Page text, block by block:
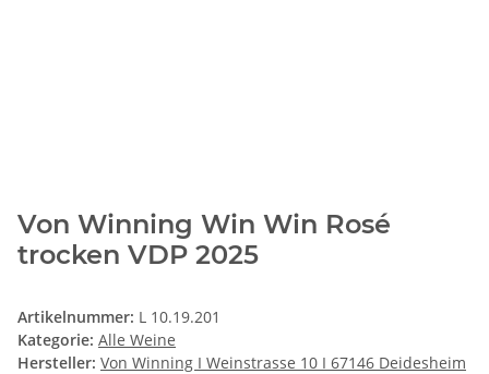
Von Winning Win Win Rosé
trocken VDP 2025
Artikelnummer: L 10.19.201
Kategorie: Alle Weine
Hersteller: Von Winning I Weinstrasse 10 I 67146 Deidesheim